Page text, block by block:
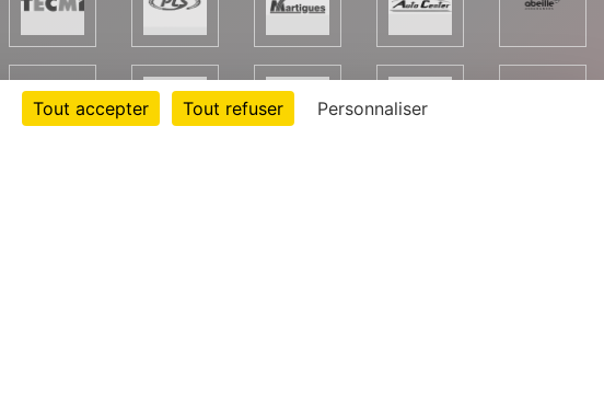
Tout accepter Tout refuser Personnaliser